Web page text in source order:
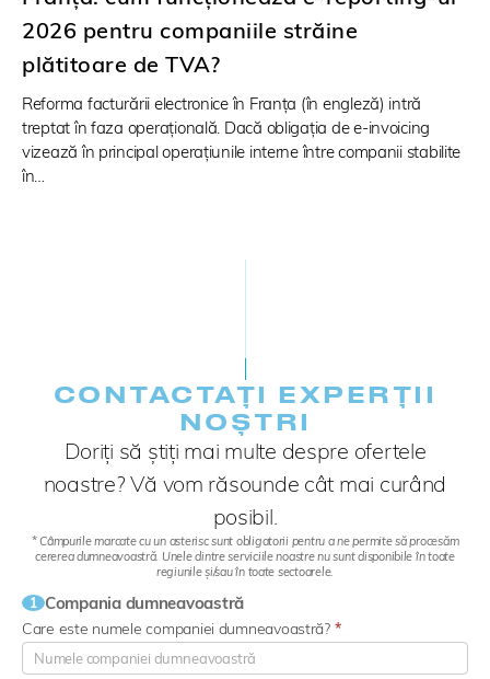
2026 pentru companiile străine
plătitoare de TVA?
Reforma facturării electronice în Franța (în engleză) intră
treptat în faza operațională. Dacă obligația de e-invoicing
vizează în principal operațiunile interne între companii stabilite
în…
CONTACTAȚI EXPERȚII
NOȘTRI
Doriți să știți mai multe despre ofertele
noastre? Vă vom răsounde cât mai curând
posibil.
* Câmpurile marcate cu un asterisc sunt obligatorii pentru a ne permite să procesăm
cererea dumneavoastră. Unele dintre serviciile noastre nu sunt disponibile în toate
regiunile și/sau în toate sectoarele.
1 Compania dumneavoastră
Care este numele companiei dumneavoastră? *